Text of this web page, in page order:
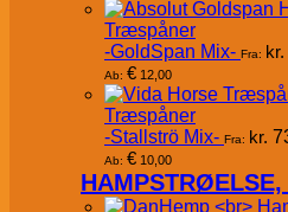
Træspåner
-GoldSpan Mix- Fra: kr.
Ab: € 12,00
Træspåner
-Stallströ Mix- Fra: kr.
Ab: € 10,00